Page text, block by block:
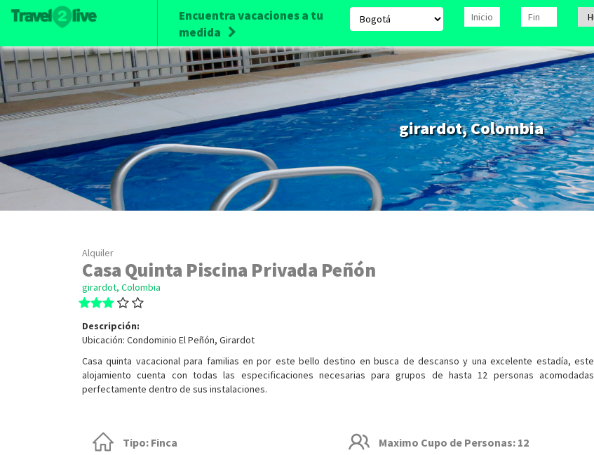
Encuentra vacaciones a tu
medida
girardot, Colombia
Alquiler
Casa Quinta Piscina Privada Peñón
girardot, Colombia
Descripción:
Ubicación: Condominio El Peñón, Girardot
Casa quinta vacacional para familias en por este bello destino en busca de descanso y una excelente estadía, este
alojamiento cuenta con todas las especificaciones necesarias para grupos de hasta 12 personas acomodadas
perfectamente dentro de sus instalaciones.
Tipo: Finca
Maximo Cupo de Personas: 12